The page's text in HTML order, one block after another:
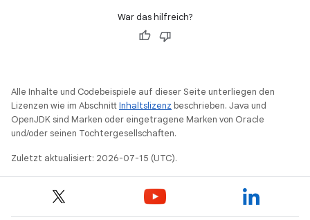
War das hilfreich?
Alle Inhalte und Codebeispiele auf dieser Seite unterliegen den
Lizenzen wie im AbschnittInhaltslizenz beschrieben. Java und
OpenJDK sind Marken oder eingetragene Marken von Oracle
und/oder seinen Tochtergesellschaften.
Zuletzt aktualisiert: 2026-07-15 (UTC).